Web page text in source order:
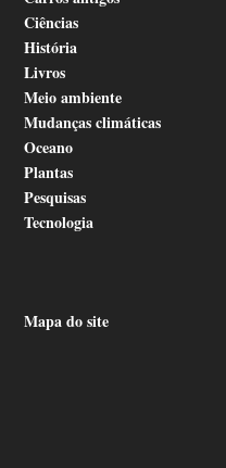
Ciências
História
Livros
Meio ambiente
Mudanças climáticas
Oceano
Plantas
Pesquisas
Tecnologia
Mapa do site